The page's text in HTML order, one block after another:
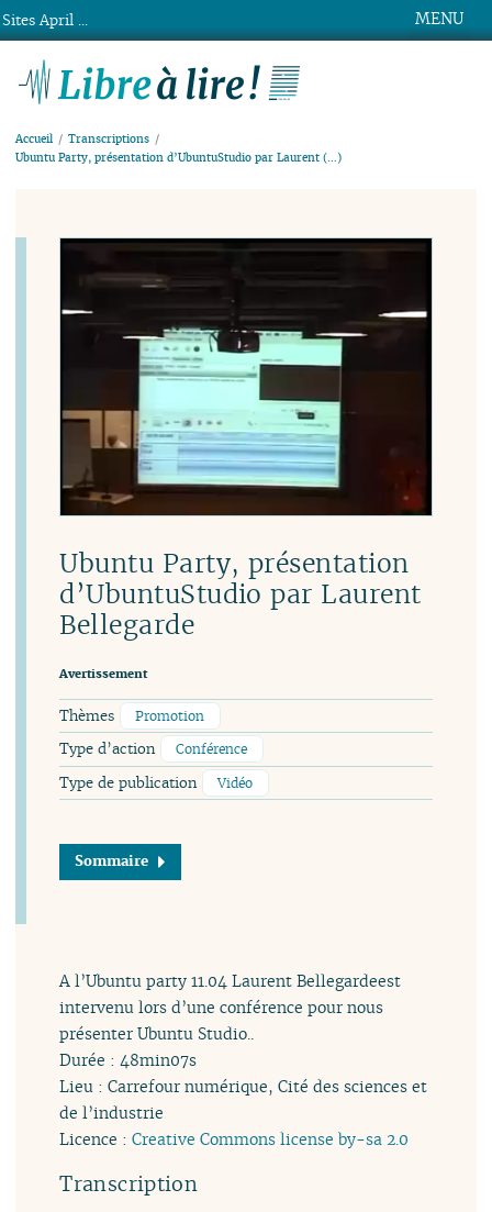
MENU
Accueil
Transcriptions
Ubuntu Party, présentation d’UbuntuStudio par Laurent (…)
Ubuntu Party, présentation
d’UbuntuStudio par Laurent
Bellegarde
Avertissement
Thèmes Promotion
Type d’action Conférence
Type de publication Vidéo
Sommaire
A l’Ubuntu party 11.04 Laurent Bellegardeest
intervenu lors d’une conférence pour nous
présenter Ubuntu Studio..
Durée : 48min07s
Lieu : Carrefour numérique, Cité des sciences et
de l’industrie
Licence :Creative Commons license by-sa 2.0
Transcription
Sites April ...